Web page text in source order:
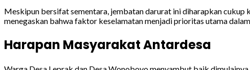
Meskipun bersifat sementara, jembatan darurat ini diharapkan cukup
menegaskan bahwa faktor keselamatan menjadi prioritas utama
Harapan Masyarakat Antardesa